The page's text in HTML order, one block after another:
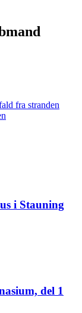
fra stranden
i Stauning
del 1